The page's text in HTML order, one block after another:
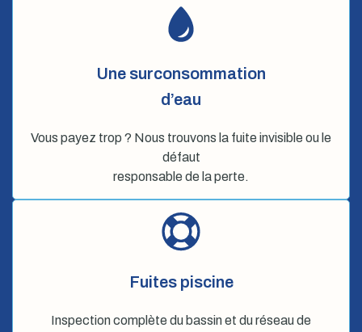
Une surconsommation
d’eau
Vous payez trop ? Nous trouvons la fuite invisible ou le
défaut
responsable de la perte.
Fuites piscine
Inspection complète du bassin et du réseau de